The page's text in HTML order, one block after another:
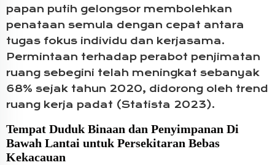
papan putih gelongsor membolehkan
penataan semula dengan cepat antara
tugas fokus individu dan kerjasama.
Permintaan terhadap perabot penjimatan
ruang sebegini telah meningkat sebanyak
68% sejak tahun 2020, didorong oleh trend
ruang kerja padat (Statista 2023).
Tempat Duduk Binaan dan Penyimpanan Di
Bawah Lantai untuk Persekitaran Bebas
Kekacauan